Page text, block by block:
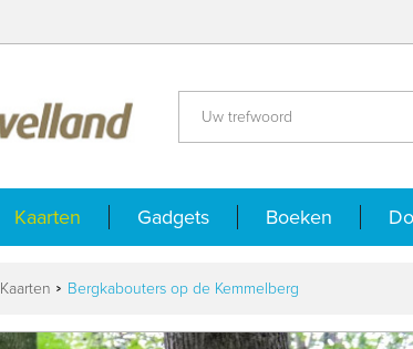
Kaarten Gadgets Boeken
Kaarten Bergkabouters op de Kemmelberg